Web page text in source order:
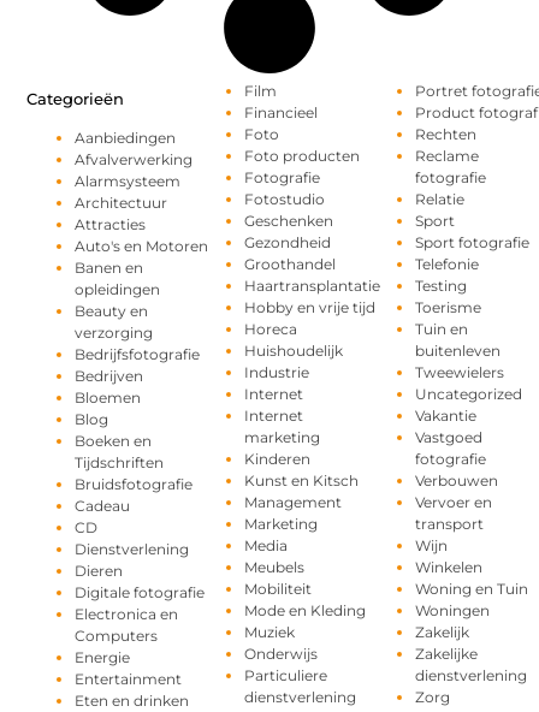
Categorieën
Aanbiedingen
Afvalverwerking
Alarmsysteem
Architectuur
Attracties
Auto's en Motoren
Banen en
opleidingen
Beauty en
verzorging
Bedrijfsfotografie
Bedrijven
Bloemen
Blog
Boeken en
Tijdschriften
Bruidsfotografie
Cadeau
CD
Dienstverlening
Dieren
Digitale fotografie
Electronica en
Computers
Energie
Entertainment
Eten en drinken
Film
Financieel
Foto
Foto producten
Fotografie
Fotostudio
Geschenken
Gezondheid
Groothandel
Haartransplantatie
Hobby en vrije tijd
Horeca
Huishoudelijk
Industrie
Internet
Internet
marketing
Kinderen
Kunst en Kitsch
Management
Marketing
Media
Meubels
Mobiliteit
Mode en Kleding
Muziek
Onderwijs
Particuliere
dienstverlening
Portret
Product
Rechten
Reclame
fotografie
Relatie
Sport
Sport fotografie
Telefonie
Testing
Toerisme
Tuin en
buitenleven
Tweewielers
Uncategorized
Vakantie
Vastgoed
fotografie
Verbouwen
Vervoer en
transport
Wijn
Winkelen
Woning en Tuin
Woningen
Zakelijk
Zakelijke
dienstverlening
Zorg